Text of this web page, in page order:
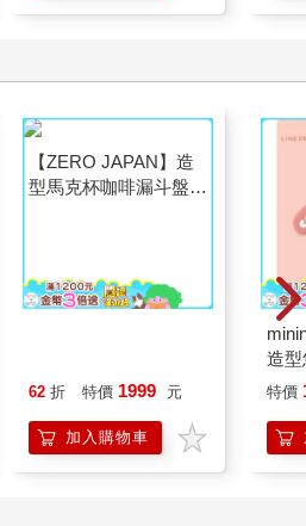
多出一批地圖。關一看就知道是舒
又一條的黑路，那些黑路編織出一
端器的照片影片，拍到的多半是臺
、羌仔虎（黃喉貂）、山羌……。
期，勉強在道路開發、森林流失的
的夜視攝影機已不再需要突兀的閃
麼似的，在經過攝影機的一瞬間，
年演化而成的夜視之眼，以靈敏的
尋常經驗的物事，瞳孔因此閃閃發
聽到床的這邊發出動靜的那一剎
著他。她的眼睛有時哀傷有時憤怒
因為妻的心和她筆下的人物結合在
外地居民、登山客、各式各樣科學
（牛仔褲藍）
62 折 特價 1999 元
加入購物車
造型
託
特價